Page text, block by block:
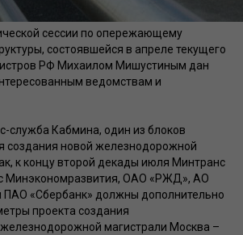
сессии по опережающему
состоявшейся в апреле текущего
РФ Михаилом Мишустиным дан
ведомствам и
служба Кабмина, один из блоков
создания новой железнодорожной
к концу второй декады июля Минтранс
Минэкономразвития, ОАО «РЖД», АО
ПАО «Сбербанк» должны дополнительно
проекта создания
магистрали Москва –